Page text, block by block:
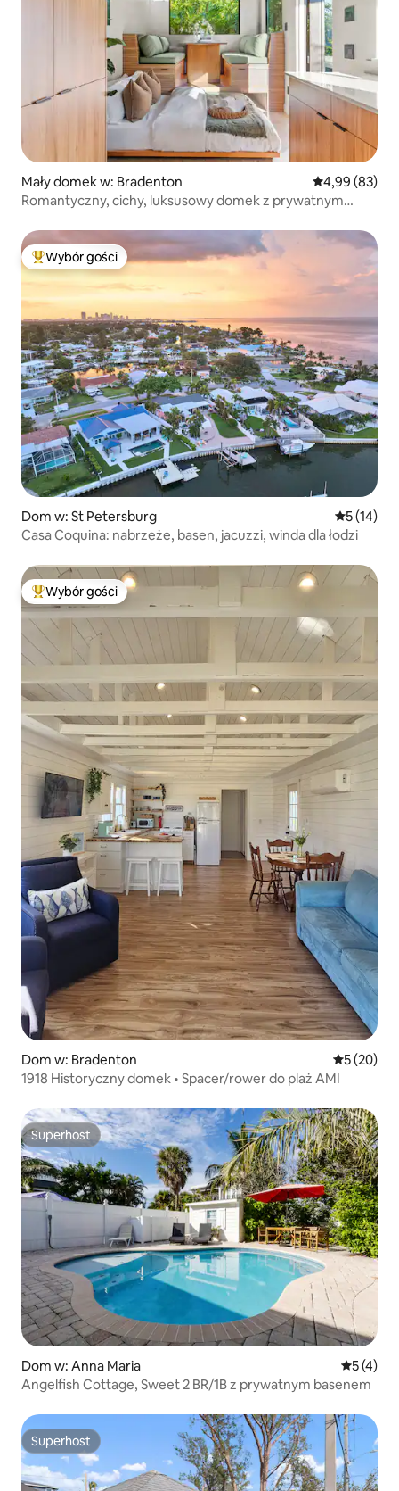
Mały domek w: Bradenton Średnia
4,99 (83)
Romantyczny, cichy, luksusowy domek z prywatnym
Najpopularniejsze z kategorii Wybór gości
Wybór gości
Dom w: St Petersburg Średnia
5 (14)
Casa Coquina: nabrzeże, basen, jacuzzi, winda dla łodzi
Najpopularniejsze z kategorii Wybór gości
Wybór gości
Dom w: Bradenton Średnia
5 (20)
1918 Historyczny domek • Spacer/rower do plaż AMI
Superhost
Superhost
Dom w: Anna Maria Średnia
5 (4)
Angelfish Cottage, Sweet 2 BR/1B z prywatnym basenem
Superhost
Superhost